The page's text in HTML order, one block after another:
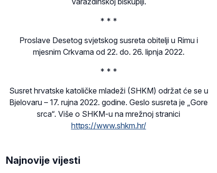
* * *
Proslave Desetog svjetskog susreta obitelji u Rimu i
mjesnim Crkvama od 22. do. 26. lipnja 2022.
* * *
Susret hrvatske katoličke mladeži (SHKM) održat će se u
Bjelovaru – 17. rujna 2022. godine. Geslo susreta je „Gore
srca“. Više o SHKM-u na mrežnoj stranici
https://www.shkm.hr/
Najnovije vijesti